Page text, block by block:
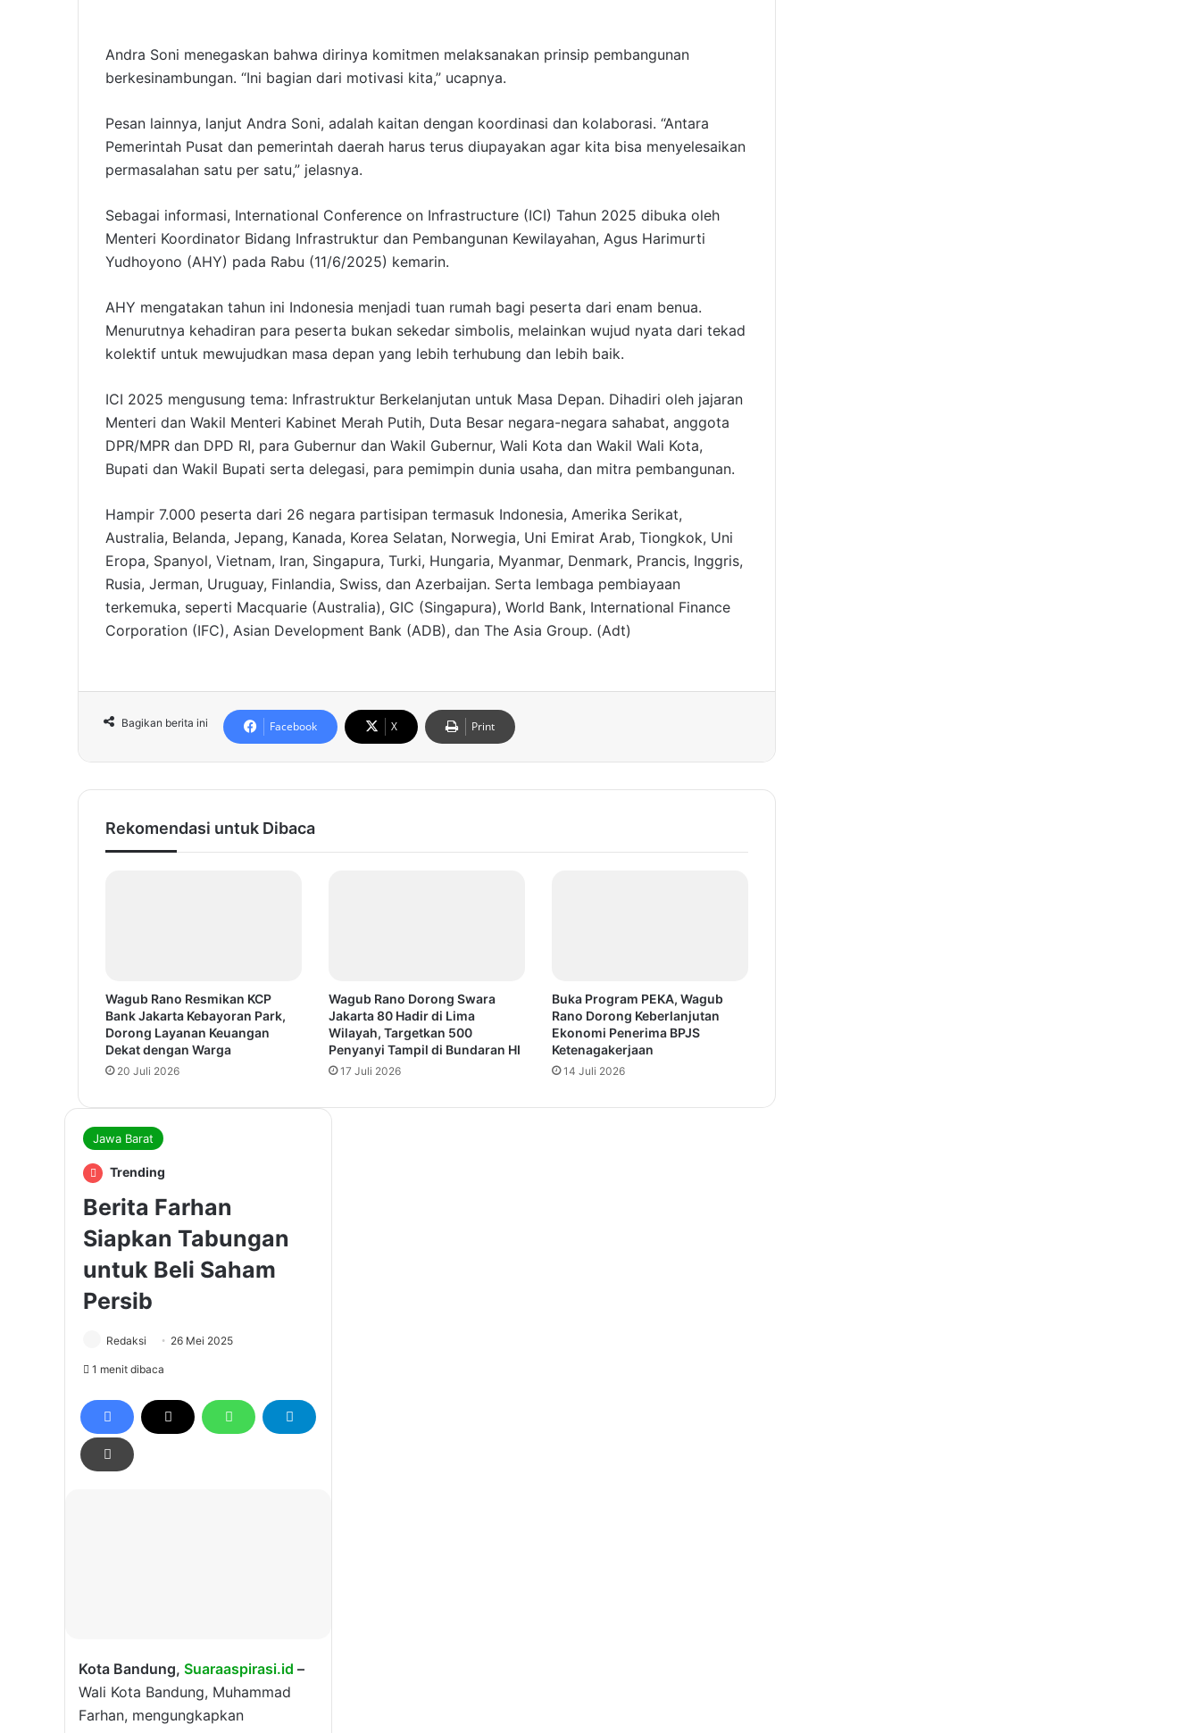
Andra Soni menegaskan bahwa dirinya komitmen melaksanakan prinsip pembangunan
berkesinambungan. “Ini bagian dari motivasi kita,” ucapnya.
Pesan lainnya, lanjut Andra Soni, adalah kaitan dengan koordinasi dan kolaborasi. “Antara
Pemerintah Pusat dan pemerintah daerah harus terus diupayakan agar kita bisa menyelesaikan
permasalahan satu per satu,” jelasnya.
Sebagai informasi, International Conference on Infrastructure (ICI) Tahun 2025 dibuka oleh
Menteri Koordinator Bidang Infrastruktur dan Pembangunan Kewilayahan, Agus Harimurti
Yudhoyono (AHY) pada Rabu (11/6/2025) kemarin.
AHY mengatakan tahun ini Indonesia menjadi tuan rumah bagi peserta dari enam benua.
Menurutnya kehadiran para peserta bukan sekedar simbolis, melainkan wujud nyata dari tekad
kolektif untuk mewujudkan masa depan yang lebih terhubung dan lebih baik.
ICI 2025 mengusung tema: Infrastruktur Berkelanjutan untuk Masa Depan. Dihadiri oleh jajaran
Menteri dan Wakil Menteri Kabinet Merah Putih, Duta Besar negara-negara sahabat, anggota
DPR/MPR dan DPD RI, para Gubernur dan Wakil Gubernur, Wali Kota dan Wakil Wali Kota,
Bupati dan Wakil Bupati serta delegasi, para pemimpin dunia usaha, dan mitra pembangunan.
Hampir 7.000 peserta dari 26 negara partisipan termasuk Indonesia, Amerika Serikat,
Australia, Belanda, Jepang, Kanada, Korea Selatan, Norwegia, Uni Emirat Arab, Tiongkok, Uni
Eropa, Spanyol, Vietnam, Iran, Singapura, Turki, Hungaria, Myanmar, Denmark, Prancis, Inggris,
Rusia, Jerman, Uruguay, Finlandia, Swiss, dan Azerbaijan. Serta lembaga pembiayaan
terkemuka, seperti Macquarie (Australia), GIC (Singapura), World Bank, International Finance
Corporation (IFC), Asian Development Bank (ADB), dan The Asia Group. (Adt)
Bagikan berita ini Facebook X Print
Rekomendasi untuk Dibaca
Wagub Rano Resmikan KCP
Bank Jakarta Kebayoran Park,
Dorong Layanan Keuangan
Dekat dengan Warga
20 Juli 2026
Wagub Rano Dorong Swara
Jakarta 80 Hadir di Lima
Wilayah, Targetkan 500
Penyanyi Tampil di Bundaran HI
17 Juli 2026
Buka Program PEKA, Wagub
Rano Dorong Keberlanjutan
Ekonomi Penerima BPJS
Ketenagakerjaan
14 Juli 2026